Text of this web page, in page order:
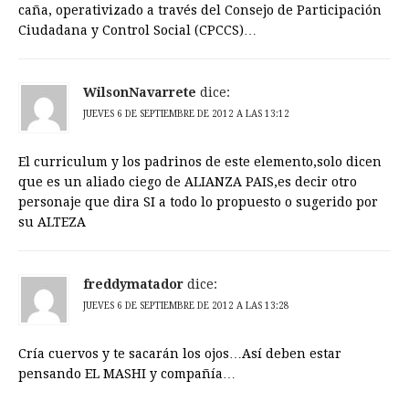
caña, operativizado a través del Consejo de Participación
Ciudadana y Control Social (CPCCS)…
WilsonNavarrete dice:
JUEVES 6 DE SEPTIEMBRE DE 2012 A LAS 13:12
El curriculum y los padrinos de este elemento,solo dicen
que es un aliado ciego de ALIANZA PAIS,es decir otro
personaje que dira SI a todo lo propuesto o sugerido por
su ALTEZA
freddymatador dice:
JUEVES 6 DE SEPTIEMBRE DE 2012 A LAS 13:28
Cría cuervos y te sacarán los ojos…Así deben estar
pensando EL MASHI y compañía…